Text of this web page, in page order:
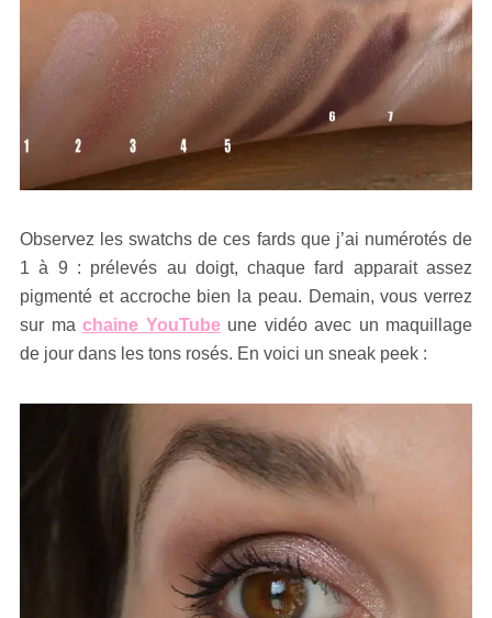
Observez les swatchs de ces fards que j’ai numérotés de
1 à 9 : prélevés au doigt, chaque fard apparait assez
pigmenté et accroche bien la peau. Demain, vous verrez
sur ma chaine YouTubeune vidéo avec un maquillage
de jour dans les tons rosés. En voici un sneak peek :